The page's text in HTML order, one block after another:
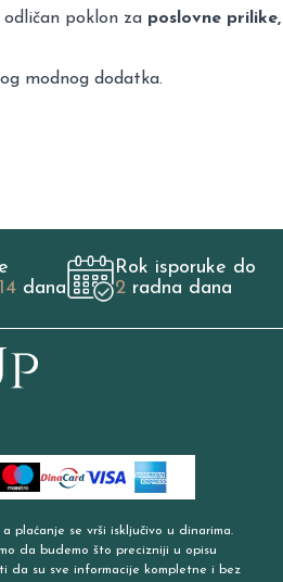
poklon za poslovne
modnog dodatka.
14 dana
Rok isporuke do
2 radna dana
plaćanje se vrši isključivo u dinarima.
da budemo što precizniji u opisu
da su sve informacije kompletne i bez